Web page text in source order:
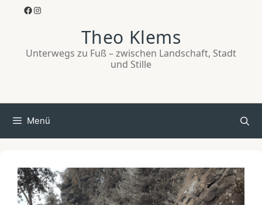
Facebook
Instagram
Theo Klems
Unterwegs zu Fuß – zwischen Landschaft, Stadt
und Stille
Menü